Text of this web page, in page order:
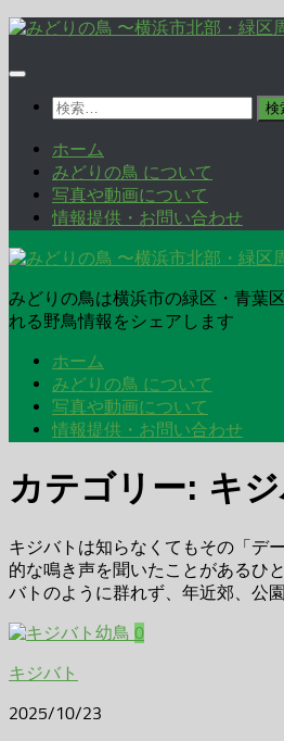
コ
テ
プ
検
ホーム
みどりの鳥 について
写真や動画について
情報提供・お問い合わせ
みどりの鳥は横浜市の緑区・青葉
れる野鳥情報をシェアします
ホーム
みどりの鳥 について
写真や動画について
情報提供・お問い合わせ
カテゴリー: キ
キジバトは知らなくてもその「デ
的な鳴き声を聞いたことがあるひ
バトのように群れず、年近郊、公
0
キジバト
2025/10/23